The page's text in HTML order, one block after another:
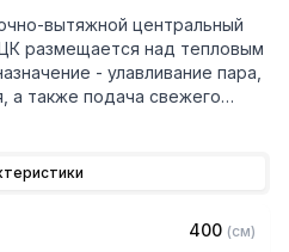
вытяжной центральный
размещается над тепловым
- улавливание пара,
а также подача свежего
на микроклимате
утвари. Поэтому это
400 (см)